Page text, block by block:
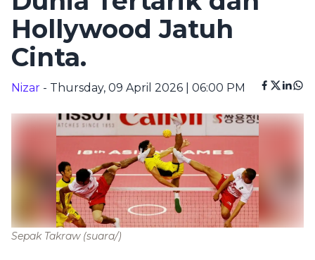
Hollywood Jatuh
Cinta.
Nizar - Thursday, 09 April 2026 | 06:00 PM
Sepak Takraw (suara/)